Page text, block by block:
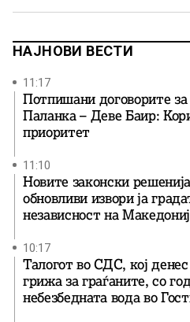
издавачката куќа „АЗ-Буки“,
внимание на процесот на
НАЈНОВИ ВЕСТИ
11:17
Потпишани договорите
Паланка – Деве Баир:
приоритет
11:10
Новите законски
обновливи извори ја
независност на
10:17
Талогот во СДС, кој
грижа за граѓаните, со
небезбедната вода во